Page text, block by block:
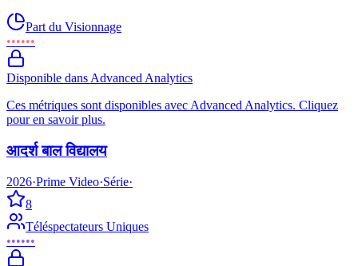
Part du Visionnage
••••••
Disponible dans Advanced Analytics
Ces métriques sont disponibles avec Advanced Analytics. Cliquez
pour en savoir plus.
आदर्श बाल विद्यालय
2026·Prime Video·Série·
8
Téléspectateurs Uniques
••••••